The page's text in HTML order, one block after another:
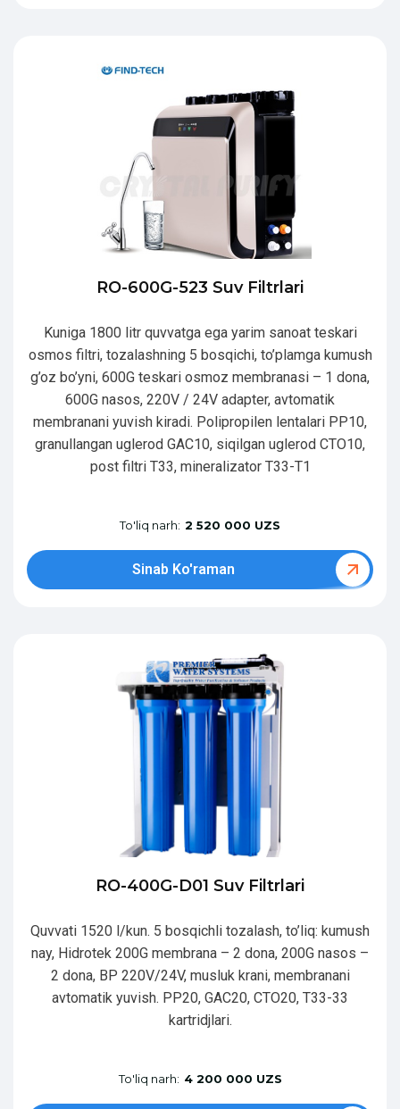
RO-600G-523 Suv Filtrlari
Kuniga 1800 litr quvvatga ega yarim sanoat teskari
osmos filtri, tozalashning 5 bosqichi, to’plamga kumush
g’oz bo’yni, 600G teskari osmoz membranasi – 1 dona,
600G nasos, 220V / 24V adapter, avtomatik
membranani yuvish kiradi. Polipropilen lentalari PP10,
granullangan uglerod GAC10, siqilgan uglerod CTO10,
post filtri T33, mineralizator T33-T1
To'liq narh: 2 520 000 UZS
Sinab Ko'raman
RO-400G-D01 Suv Filtrlari
Quvvati 1520 l/kun. 5 bosqichli tozalash, to’liq: kumush
nay, Hidrotek 200G membrana – 2 dona, 200G nasos –
2 dona, BP 220V/24V, musluk krani, membranani
avtomatik yuvish. PP20, GAC20, CTO20, T33-33
kartridjlari.
To'liq narh: 4 200 000 UZS